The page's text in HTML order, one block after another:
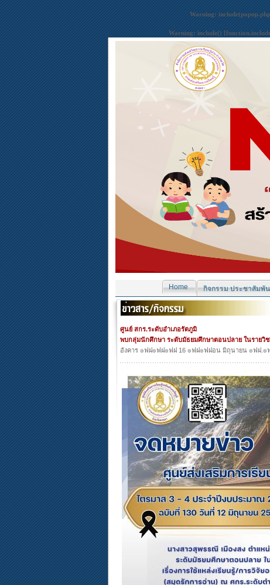
Warning:
Warning: include() [
Home กิจกรรม ประชาสัมพั
ศูนย์ สกร.ระดับอำเภอรัตภูมิ
พบกลุ่มนักศึกษา ระดับมัธยมศึกษาตอนปลาย ในรายวิช
อังคาร ๏ฟฝ๏ฟฝ๏ฟฝ 16 ๏ฟฝ๏ฟฝอน มิถุนายน ๏ฟฝ.๏